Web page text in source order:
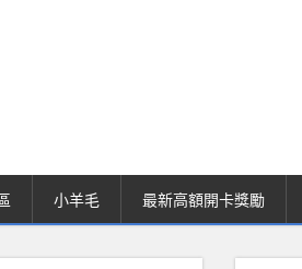
小羊毛 最新高額開卡獎勵